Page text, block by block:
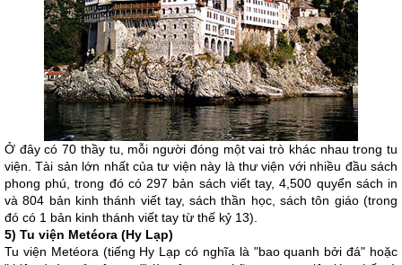
Ở đây có 70 thầy tu, mỗi người đóng một vai trò khác nhau trong tu
viện. Tài sản lớn nhất của tư viện này là thư viện với nhiều đầu sách
phong phú, trong đó có 297 bản sách viết tay, 4,500 quyển sách in
và 804 bản kinh thánh viết tay, sách thần học, sách tôn giáo (trong
đó có 1 bản kinh thánh viết tay từ thế kỷ 13).
5) Tu viện Metéora (Hy Lạp)
Tu viện Metéora (tiếng Hy Lạp có nghĩa là "bao quanh bởi đá" hoặc